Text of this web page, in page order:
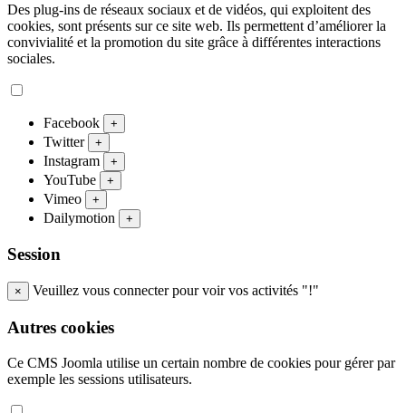
Des plug-ins de réseaux sociaux et de vidéos, qui exploitent des
cookies, sont présents sur ce site web. Ils permettent d’améliorer la
convivialité et la promotion du site grâce à différentes interactions
sociales.
Facebook +
Twitter +
Instagram +
YouTube +
Vimeo +
Dailymotion +
Session
× Veuillez vous connecter pour voir vos activités "!"
Autres cookies
Ce CMS Joomla utilise un certain nombre de cookies pour gérer par
exemple les sessions utilisateurs.